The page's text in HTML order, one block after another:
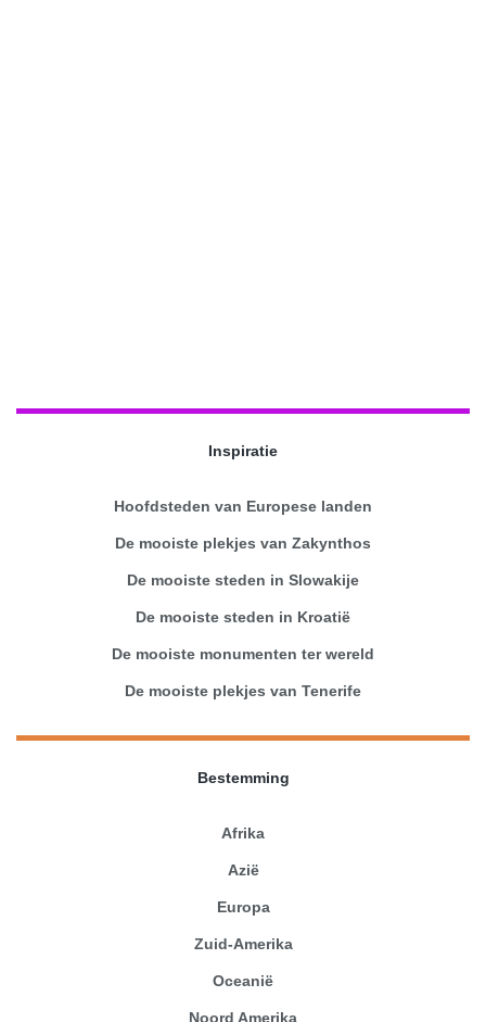
Inspiratie
Hoofdsteden van Europese landen
De mooiste plekjes van Zakynthos
De mooiste steden in Slowakije
De mooiste steden in Kroatië
De mooiste monumenten ter wereld
De mooiste plekjes van Tenerife
Bestemming
Afrika
Azië
Europa
Zuid-Amerika
Oceanië
Noord Amerika